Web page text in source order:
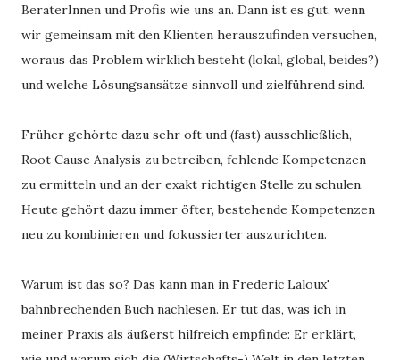
BeraterInnen und Profis wie uns an. Dann ist es gut, wenn
wir gemeinsam mit den Klienten herauszufinden versuchen,
woraus das Problem wirklich besteht (lokal, global, beides?)
und welche Lösungsansätze sinnvoll und zielführend sind.
Früher gehörte dazu sehr oft und (fast) ausschließlich,
Root Cause Analysis zu betreiben, fehlende Kompetenzen
zu ermitteln und an der exakt richtigen Stelle zu schulen.
Heute gehört dazu immer öfter, bestehende Kompetenzen
neu zu kombinieren und fokussierter auszurichten.
Warum ist das so? Das kann man in Frederic Laloux'
bahnbrechenden Buch nachlesen. Er tut das, was ich in
meiner Praxis als äußerst hilfreich empfinde: Er erklärt,